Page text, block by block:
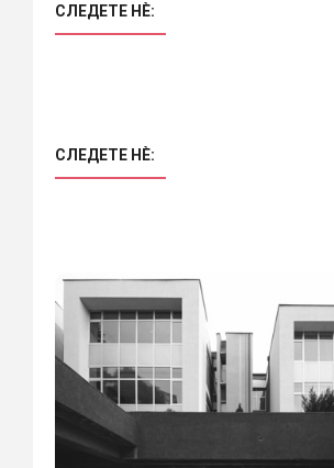
СЛЕДЕТЕ НÈ:
СЛЕДЕТЕ НÈ: